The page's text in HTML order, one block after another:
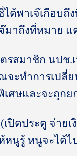
ด้พาเจ๊เกือบถึ
าถึงที่หมาย แ
รสมาชิก นปช.
ะทำการเปลี่
ศษและจะถูก
ปิดประตู จ่าย
หนูรู้ หนูจะได้